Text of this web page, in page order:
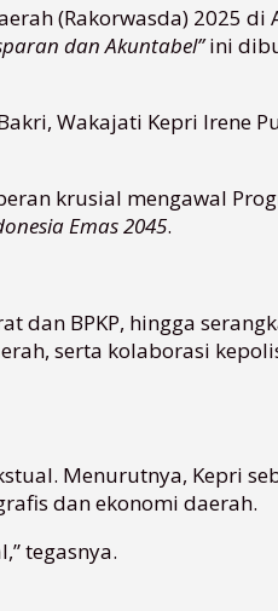
(Rakorwasda) 2025 di
dan Akuntabel”ini
Wakajati Kepri Irene
krusial mengawal
Emas 2045.
BPKP, hingga
serta kolaborasi
Menurutnya, Kepri
dan ekonomi daerah.
tegasnya.